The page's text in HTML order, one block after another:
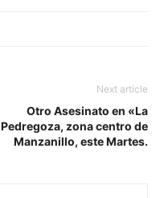
Next article
Otro Asesinato en «La
Pedregoza, zona centro de
Manzanillo, este Martes.